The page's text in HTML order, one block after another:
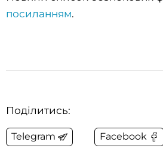
посиланням.
Поділитись:
Telegram Facebook